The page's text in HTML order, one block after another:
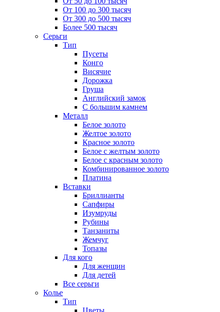
От 100 до 300 тысяч
От 300 до 500 тысяч
Более 500 тысяч
Серьги
Тип
Пусеты
Конго
Висячие
Дорожка
Груша
Английский замок
С большим камнем
Металл
Белое золото
Желтое золото
Красное золото
Белое с желтым золото
Белое с красным золото
Комбинированное золото
Платина
Вставки
Бриллианты
Сапфиры
Изумруды
Рубины
Танзаниты
Жемчуг
Топазы
Для кого
Для женщин
Для детей
Все серьги
Колье
Тип
Цветы